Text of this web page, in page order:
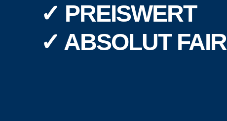
✓ PREISWERT
✓ ABSOLUT FAIR